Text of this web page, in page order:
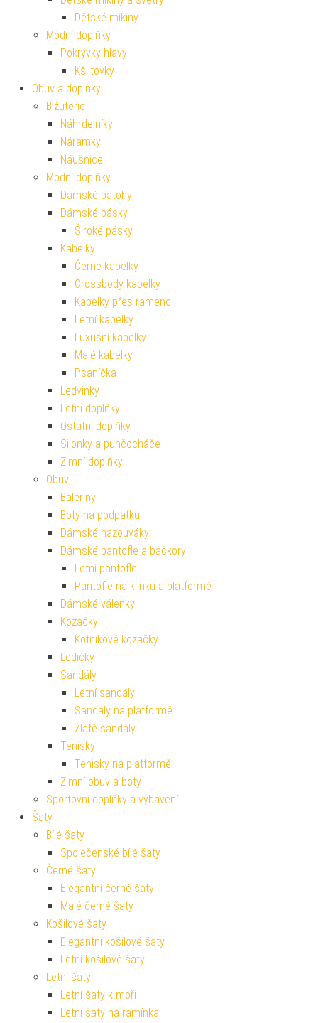
Dětské mikiny
Módní doplňky
Pokrývky hlavy
Kšiltovky
Obuv a doplňky
Bižuterie
Náhrdelníky
Náramky
Náušnice
Módní doplňky
Dámské batohy
Dámské pásky
Široké pásky
Kabelky
Černé kabelky
Crossbody kabelky
Kabelky přes rameno
Letní kabelky
Luxusní kabelky
Malé kabelky
Psaníčka
Ledvinky
Letní doplňky
Ostatní doplňky
Silonky a punčocháče
Zimní doplňky
Obuv
Baleríny
Boty na podpatku
Dámské nazouváky
Dámské pantofle a bačkory
Letní pantofle
Pantofle na klínku a platformě
Dámské válenky
Kozačky
Kotníkové kozačky
Lodičky
Sandály
Letní sandály
Sandály na platformě
Zlaté sandály
Tenisky
Tenisky na platformě
Zimní obuv a boty
Sportovní doplňky a vybavení
Šaty
Bílé šaty
Společenské bílé šaty
Černé šaty
Elegantní černé šaty
Malé černé šaty
Košilové šaty
Elegantní košilové šaty
Letní košilové šaty
Letní šaty
Letní šaty k moři
Letní šaty na ramínka